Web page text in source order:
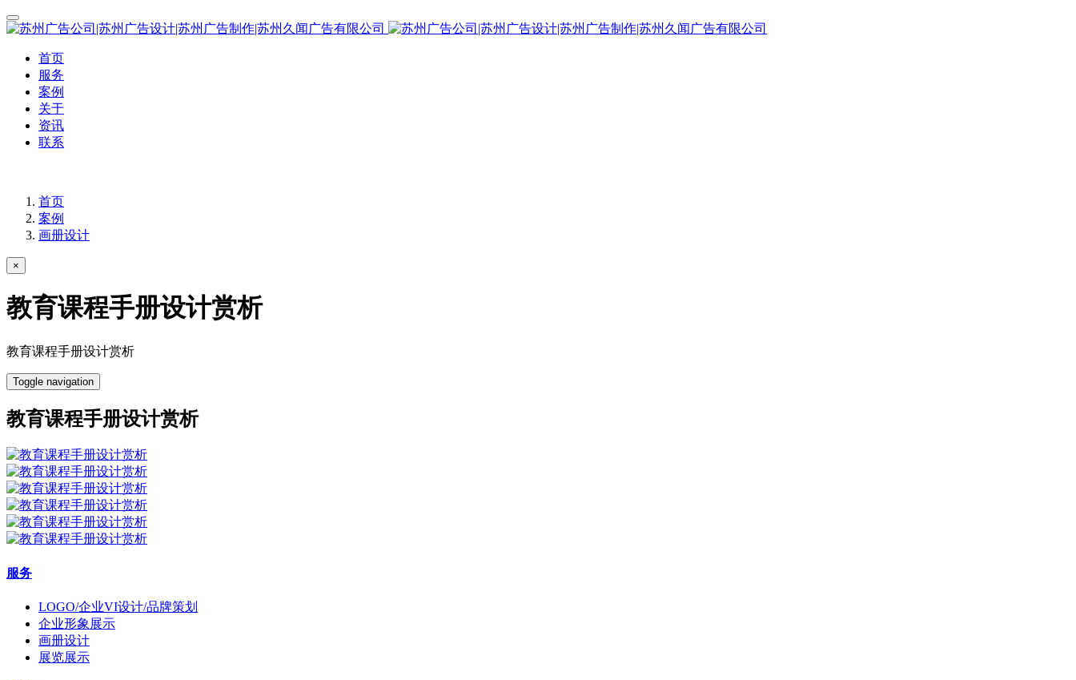
首页
服务
案例
关于
资讯
联系
首页
案例
画册设计
×
教育课程手册设计赏析
教育课程手册设计赏析
Toggle navigation
教育课程手册设计赏析
服务
LOGO/企业VI设计/品牌策划
企业形象展示
画册设计
展览展示